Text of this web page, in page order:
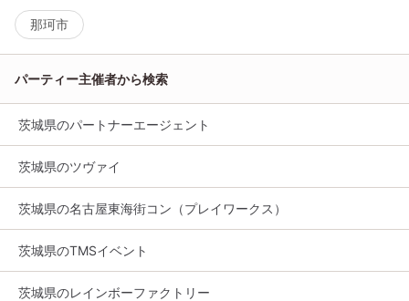
那珂市
パーティー主催者から検索
茨城県のパートナーエージェント
茨城県のツヴァイ
茨城県の名古屋東海街コン（プレイワークス）
茨城県のTMSイベント
茨城県のレインボーファクトリー